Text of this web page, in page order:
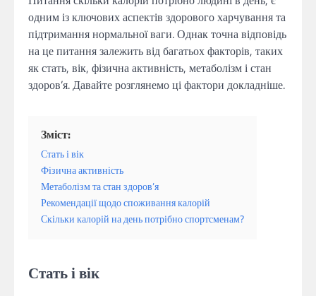
одним із ключових аспектів здорового харчування та
підтримання нормальної ваги. Однак точна відповідь
на це питання залежить від багатьох факторів, таких
як стать, вік, фізична активність, метаболізм і стан
здоров’я. Давайте розглянемо ці фактори докладніше.
Зміст:
Стать і вік
Фізична активність
Метаболізм та стан здоров’я
Рекомендації щодо споживання калорій
Скільки калорій на день потрібно спортсменам?
Стать і вік